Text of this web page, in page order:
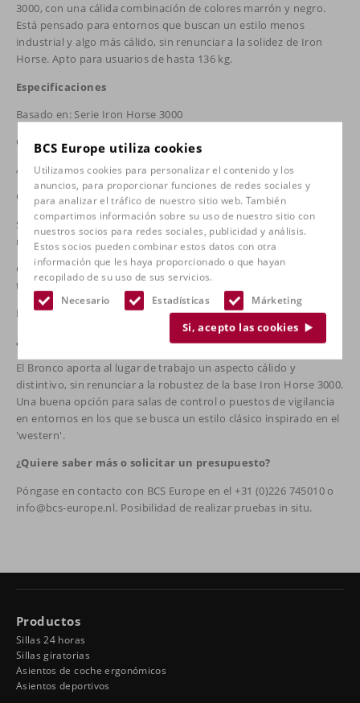
BCS Europe utiliza cookies
Utilizamos cookies para personalizar el contenido y los
anuncios, para proporcionar funciones de redes sociales y
para analizar el tráfico de nuestro sitio web. También
compartimos información sobre su uso de nuestro sitio con
nuestros socios para redes sociales, publicidad y análisis.
Estos socios pueden combinar estos datos con otra
información que les haya proporcionado o que hayan
recopilado de su uso de sus servicios.
Necesario
Estadísticas Márketing
Si, acepto las cookies
3000, con una cálida combinación de colores marrón y negro.
Está pensado para entornos que buscan un estilo menos
industrial y algo más cálido, sin renunciar a la solidez de Iron
Horse. Apto para usuarios de hasta 136 kg.
Especificaciones
Basado en: Serie Iron Horse 3000
Capacidad de carga: hasta 136 kg
Altura del usuario: 1,68 – 1,91 m
Color: marrón con detalles en negro
Sistema Air Lumbar, ajuste independiente del respaldo,
mecanismo HD Tilt
Garantía: 10 años bastidor, 5 años componentes, 3 años
tapicería/ruedas/reposabrazos
Probado: ANSI/BIFMA X5.1
¿Por qué esta silla?
El Bronco aporta al lugar de trabajo un aspecto cálido y
distintivo, sin renunciar a la robustez de la base Iron Horse 3000.
Una buena opción para salas de control o puestos de vigilancia
en entornos en los que se busca un estilo clásico inspirado en el
'western'.
¿Quiere saber más o solicitar un presupuesto?
Póngase en contacto con BCS Europe en el +31 (0)226 745010 o
info@bcs-europe.nl. Posibilidad de realizar pruebas in situ.
Productos
Sillas 24 horas
Sillas giratorias
Asientos de coche ergonómicos
Asientos deportivos